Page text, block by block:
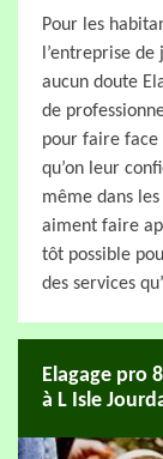
Pour les
l’entreprise
aucun doute
de
pour faire face
qu’on leur
même dans
aiment faire
tôt possible
des services
Elagage pro
à L Isle